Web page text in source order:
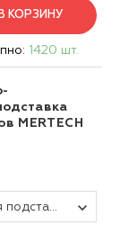
В КОРЗИНУ
1420 шт.
MERTECH
Настольная зарядно-коммуникационная подставка (Cradle) для сканера CL-2300/2310 Black